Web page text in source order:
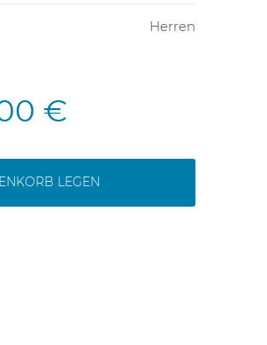
Herren
€
LEGEN